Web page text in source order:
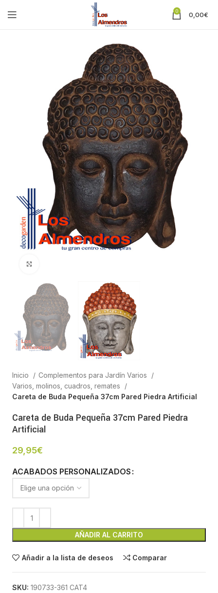
0 0,00€
Inicio
Complementos para Jardín Varios
Varios, molinos, cuadros, remates
Careta de Buda Pequeña 37cm Pared Piedra Artificial
Careta de Buda Pequeña 37cm Pared Piedra
Artificial
29,95€
ACABADOS PERSONALIZADOS
AÑADIR AL CARRITO
Añadir a la lista de deseos Comparar
SKU: 190733-361 CAT4